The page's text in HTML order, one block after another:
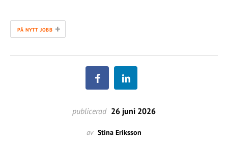
PÅ NYTT JOBB +
publicerad 26 juni 2026
av Stina Eriksson